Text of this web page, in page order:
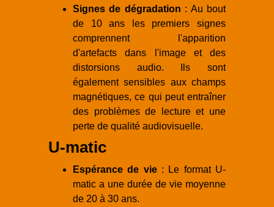
Signes de dégradation : Au bout
de 10 ans les premiers signes
comprennent l'apparition
d'artefacts dans l'image et des
distorsions audio. Ils sont
également sensibles aux champs
magnétiques, ce qui peut entraîner
des problèmes de lecture et une
perte de qualité audiovisuelle.
U-matic
Espérance de vie: Le format U-
matic a une durée de vie moyenne
de 20 à 30 ans.